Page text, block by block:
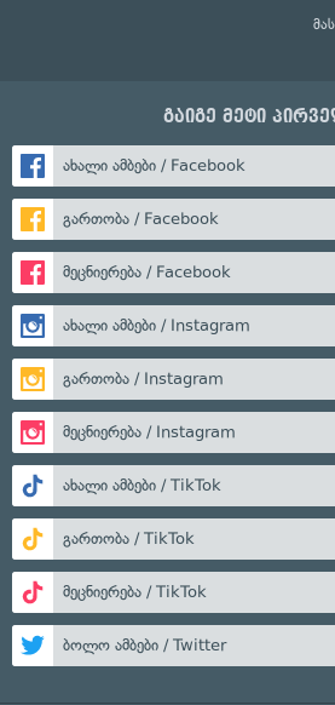
გაიგე მეტი
ახალი ამბები / Facebook
გართობა / Facebook
მეცნიერება / Facebook
ახალი ამბები / Instagram
გართობა / Instagram
მეცნიერება / Instagram
ახალი ამბები / TikTok
გართობა / TikTok
მეცნიერება / TikTok
ბოლო ამბები / Twitter